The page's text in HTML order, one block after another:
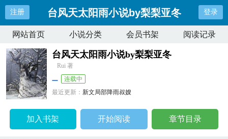
注册 台风天太阳雨小说by梨梨亚冬 登录
网站首页 小说分类 会员书架 阅读记录
台风天太阳雨小说by梨梨亚冬
Rui 著
连载中
最近更新：新文局部降雨叔嫂
加入书架 开始阅读 章节目录